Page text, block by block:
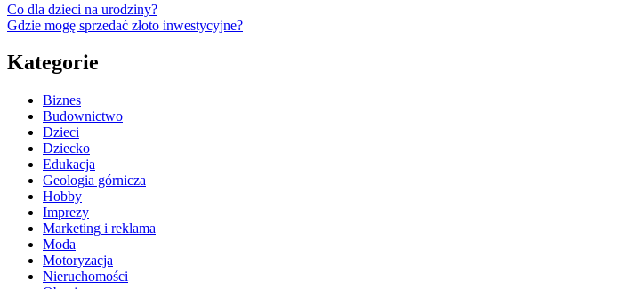
Co dla dzieci na urodziny?
Gdzie mogę sprzedać złoto inwestycyjne?
Kategorie
Biznes
Budownictwo
Dzieci
Dziecko
Edukacja
Geologia górnicza
Hobby
Imprezy
Marketing i reklama
Moda
Motoryzacja
Nieruchomości